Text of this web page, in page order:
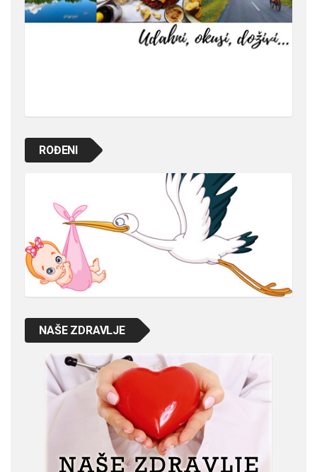
ROĐENI
NAŠE ZDRAVLJE